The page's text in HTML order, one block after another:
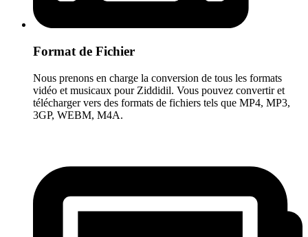
Format de Fichier
Nous prenons en charge la conversion de tous les formats
vidéo et musicaux pour Ziddidil. Vous pouvez convertir et
télécharger vers des formats de fichiers tels que MP4, MP3,
3GP, WEBM, M4A.